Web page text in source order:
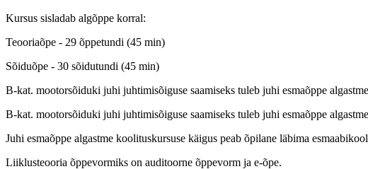
Kursus sisladab algõppe korral:
Teooriaõpe - 29 õppetundi (45 min)
Sõiduõpe - 30 sõidutundi (45 min)
B-kat. mootorsõiduki juhi juhtimisõiguse saamiseks tuleb juhi esmaõppe
B-kat. mootorsõiduki juhi juhtimisõiguse saamiseks tuleb juhi esmaõppe
Juhi esmaõppe algastme koolituskursuse käigus peab õpilane läbima
Liiklusteooria õppevormiks on auditoorne õppevorm ja e-õpe.